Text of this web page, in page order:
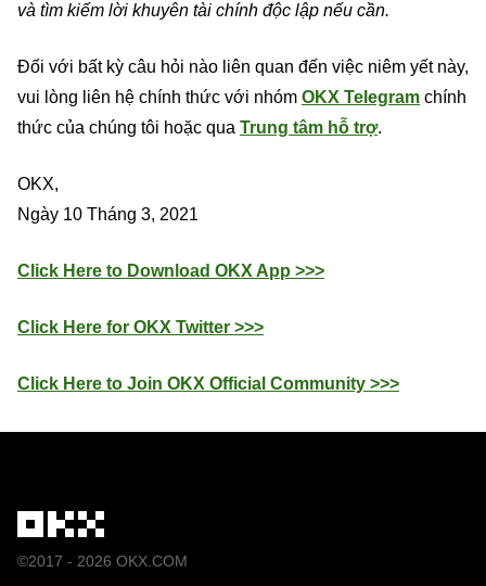
và tìm kiếm lời khuyên tài chính độc lập nếu cần.
Đối với bất kỳ câu hỏi nào liên quan đến việc niêm yết này,
vui lòng liên hệ chính thức với nhóm OKX Telegram chính
thức của chúng tôi hoặc qua Trung tâm hỗ trợ.
OKX,
Ngày 10 Tháng 3, 2021
Click Here to Download OKX App >>>
Click Here for OKX Twitter >>>
Click Here to Join OKX Official Community >>>
©2017 - 2026 OKX.COM